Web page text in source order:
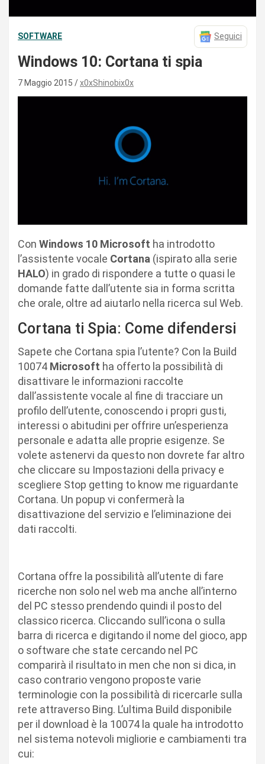
SOFTWARE Seguici
Windows 10: Cortana ti spia
7 Maggio 2015 x0xShinobix0x
Con Windows 10 Microsoft ha introdotto
l’assistente vocale Cortana (ispirato alla serie
HALO) in grado di rispondere a tutte o quasi le
domande fatte dall’utente sia in forma scritta
che orale, oltre ad aiutarlo nella ricerca sul Web.
Cortana ti Spia: Come difendersi
Sapete che Cortana spia l’utente? Con la Build
10074 Microsoft ha offerto la possibilità di
disattivare le informazioni raccolte
dall’assistente vocale al fine di tracciare un
profilo dell’utente, conoscendo i propri gusti,
interessi o abitudini per offrire un’esperienza
personale e adatta alle proprie esigenze. Se
volete astenervi da questo non dovrete far altro
che cliccare su Impostazioni della privacy e
scegliere Stop getting to know me riguardante
Cortana. Un popup vi confermerà la
disattivazione del servizio e l’eliminazione dei
dati raccolti.
Cortana offre la possibilità all’utente di fare
ricerche non solo nel web ma anche all’interno
del PC stesso prendendo quindi il posto del
classico ricerca. Cliccando sull’icona o sulla
barra di ricerca e digitando il nome del gioco, app
o software che state cercando nel PC
comparirà il risultato in men che non si dica, in
caso contrario vengono proposte varie
terminologie con la possibilità di ricercarle sulla
rete attraverso Bing. L’ultima Build disponibile
per il download è la 10074 la quale ha introdotto
nel sistema notevoli migliorie e cambiamenti tra
cui: